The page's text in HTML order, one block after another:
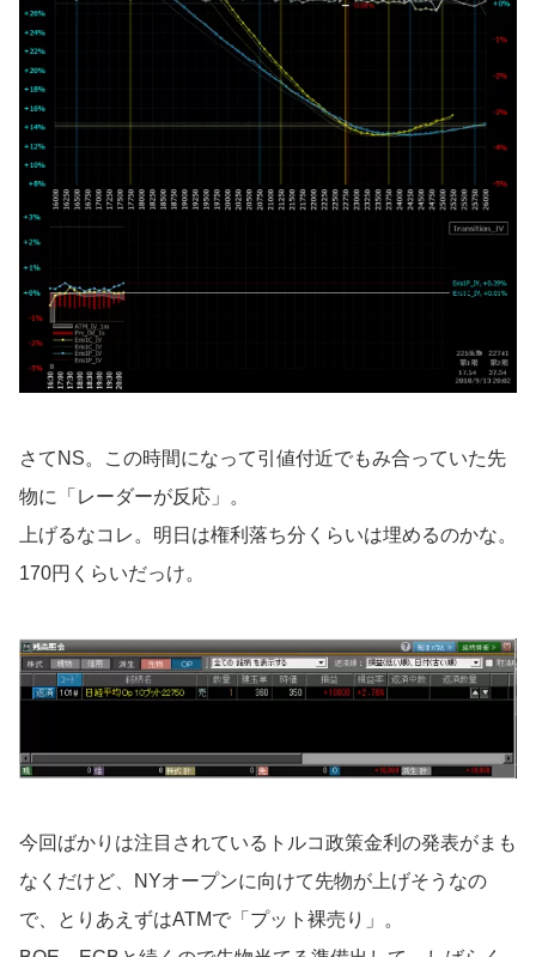
さてNS。この時間になって引値付近でもみ合っていた先
物に「レーダーが反応」。
上げるなコレ。明日は権利落ち分くらいは埋めるのかな。
170円くらいだっけ。
今回ばかりは注目されているトルコ政策金利の発表がまも
なくだけど、NYオープンに向けて先物が上げそうなの
で、とりあえずはATMで「プット裸売り」。